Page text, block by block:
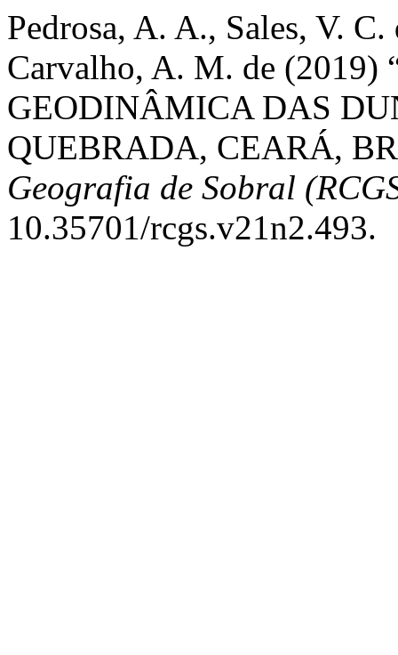
Pedrosa, A. A., Sales, V.
Carvalho, A. M. de (2019)
GEODINÂMICA DAS
QUEBRADA, CEARÁ,
Geografia de Sobral
10.35701/rcgs.v21n2.493.